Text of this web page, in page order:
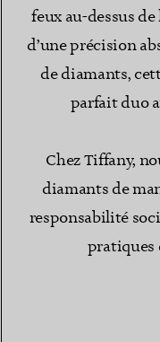
feux au-dessus
d’une précision
de diamants,
parfait duo
Chez Tiffany,
diamants de
responsabilité
pratiques